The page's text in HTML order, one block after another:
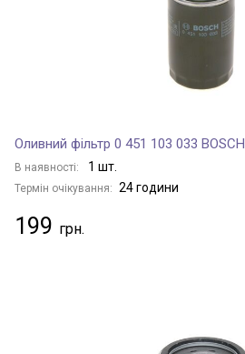
Оливний фільтр 0 451 103 033 BOSCH
В наявності: 1 шт.
Термін очікування: 24 години
199